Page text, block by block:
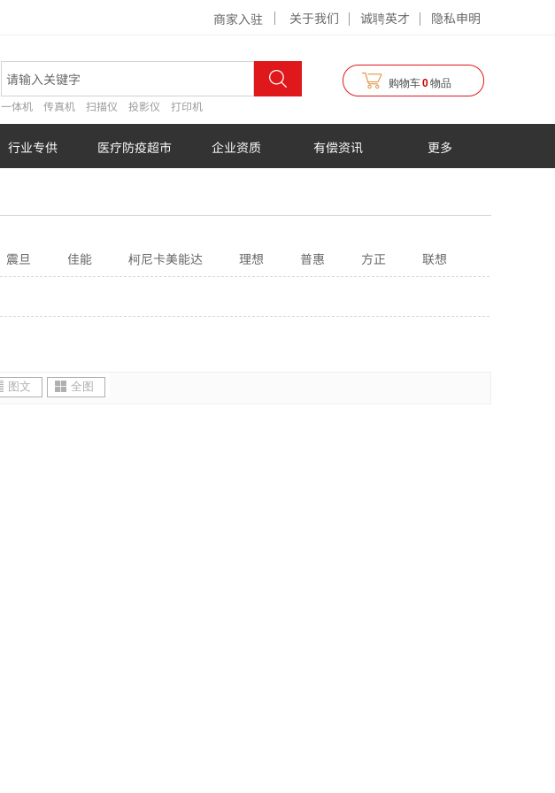
一体机 传真机 扫描仪 投影仪 打印机
关于我们 诚聘英才 隐私申明
购物车0物品
商家入驻
行业专供 医疗防疫超市 企业资质 有偿资讯 更多
震旦 佳能 柯尼卡美能达 理想 普惠 方正 联想
图文 全图